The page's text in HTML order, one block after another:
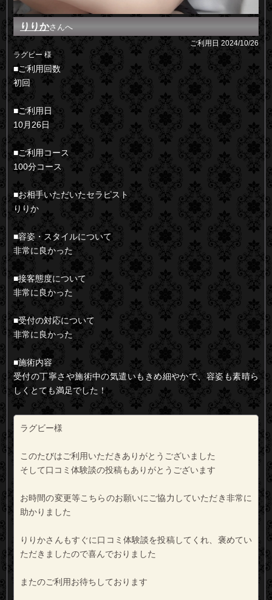
りりかさんへ
ご利用日2024/10/26
ラグビー 様
■ご利用回数
初回
■ご利用日
10月26日
■ご利用コース
100分コース
■お相手いただいたセラピスト
りりか
■容姿・スタイルについて
非常に良かった
■接客態度について
非常に良かった
■受付の対応について
非常に良かった
■施術内容
受付の丁寧さや施術中の気遣いもきめ細やかで、容姿も素晴ら
しくとても満足でした！
ラグビー様
このたびはご利用いただきありがとうございました
そして口コミ体験談の投稿もありがとうございます
お時間の変更等こちらのお願いにご協力していただき非常に
助かりました
りりかさんもすぐに口コミ体験談を投稿してくれ、褒めてい
ただきましたので喜んでおりました
またのご利用お待ちしております